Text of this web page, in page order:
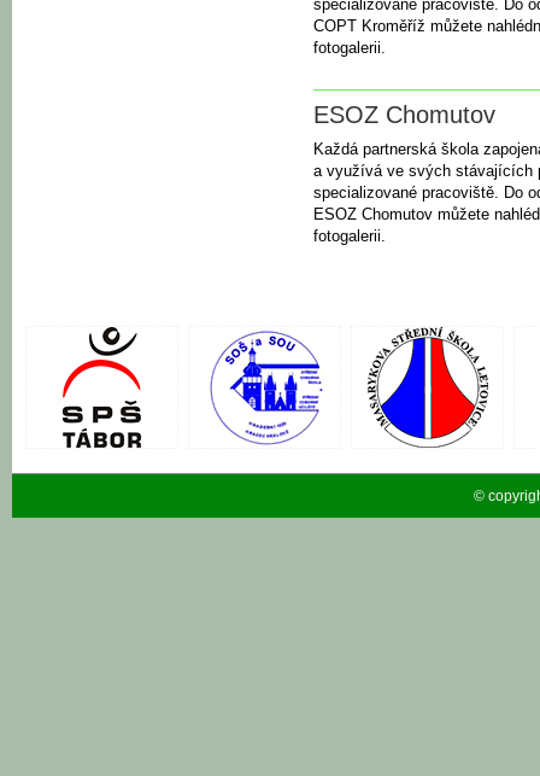
specializované pracoviště. Do
COPT Kroměříž můžete
fotogalerii.
ESOZ Chomutov
Každá partnerská škola
a využívá ve svých stávajících
specializované pracoviště. Do
ESOZ Chomutov můžete
fotogalerii.
©